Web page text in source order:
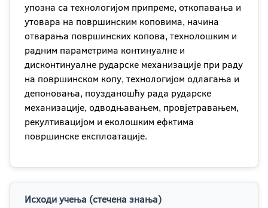
упозна са технологијом припреме, откопавања и
утовара на површинским коповима, начина
отварања површинских копова, технолошким и
радним параметрима континуалне и
дисконтинуалне рударске механизације при раду
на површинском копу, технологијом одлагања и
депоновања, поузданошћу рада рударске
механизације, одводњавањем, провјетравањем,
рекултивацијом и еколошким ефктима
површинске експлоатације.
Исходи учења (стечена знања)